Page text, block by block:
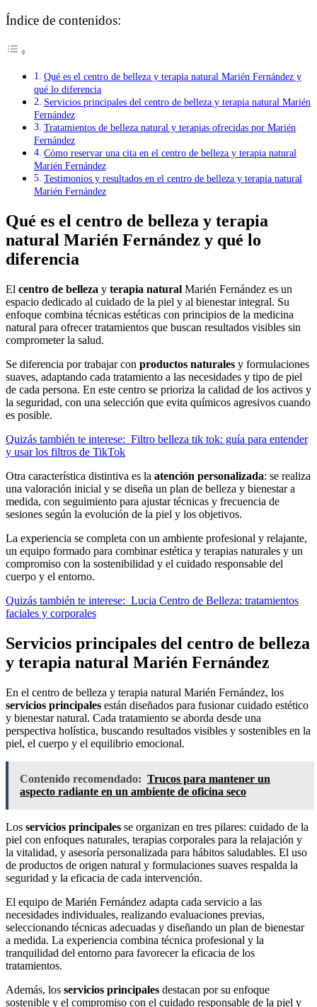
Índice de contenidos:
Qué es el centro de belleza y terapia natural Marién Fernández y
qué lo diferencia
Servicios principales del centro de belleza y terapia natural Marién
Fernández
Tratamientos de belleza natural y terapias ofrecidas por Marién
Fernández
Cómo reservar una cita en el centro de belleza y terapia natural
Marién Fernández
Testimonios y resultados en el centro de belleza y terapia natural
Marién Fernández
Qué es el centro de belleza y terapia
natural Marién Fernández y qué lo
diferencia
El centro de belleza y terapia natural Marién Fernández es un
espacio dedicado al cuidado de la piel y al bienestar integral. Su
enfoque combina técnicas estéticas con principios de la medicina
natural para ofrecer tratamientos que buscan resultados visibles sin
comprometer la salud.
Se diferencia por trabajar con productos naturales y formulaciones
suaves, adaptando cada tratamiento a las necesidades y tipo de piel
de cada persona. En este centro se prioriza la calidad de los activos y
la seguridad, con una selección que evita químicos agresivos cuando
es posible.
Quizás también te interese: Filtro belleza tik tok: guía para entender
y usar los filtros de TikTok
Otra característica distintiva es la atención personalizada: se realiza
una valoración inicial y se diseña un plan de belleza y bienestar a
medida, con seguimiento para ajustar técnicas y frecuencia de
sesiones según la evolución de la piel y los objetivos.
La experiencia se completa con un ambiente profesional y relajante,
un equipo formado para combinar estética y terapias naturales y un
compromiso con la sostenibilidad y el cuidado responsable del
cuerpo y el entorno.
Quizás también te interese: Lucia Centro de Belleza: tratamientos
faciales y corporales
Servicios principales del centro de belleza
y terapia natural Marién Fernández
En el centro de belleza y terapia natural Marién Fernández, los
servicios principales están diseñados para fusionar cuidado estético
y bienestar natural. Cada tratamiento se aborda desde una
perspectiva holística, buscando resultados visibles y sostenibles en la
piel, el cuerpo y el equilibrio emocional.
Contenido recomendado: Trucos para mantener un
aspecto radiante en un ambiente de oficina seco
Los servicios principales se organizan en tres pilares: cuidado de la
piel con enfoques naturales, terapias corporales para la relajación y
la vitalidad, y asesoría personalizada para hábitos saludables. El uso
de productos de origen natural y formulaciones suaves respalda la
seguridad y la eficacia de cada intervención.
El equipo de Marién Fernández adapta cada servicio a las
necesidades individuales, realizando evaluaciones previas,
seleccionando técnicas adecuadas y diseñando un plan de bienestar
a medida. La experiencia combina técnica profesional y la
tranquilidad del entorno para favorecer la eficacia de los
tratamientos.
Además, los servicios principales destacan por su enfoque
sostenible y el compromiso con el cuidado responsable de la piel y